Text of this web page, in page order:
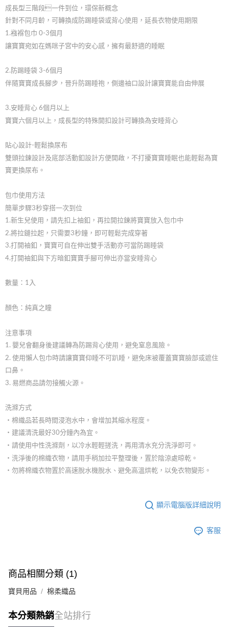
成長型三階段一件到位，環保新概念
針對不同月齡，可轉換成防踢睡袋或背心使用，延長衣物使用期限
1.襁褓包巾 0-3個月
讓寶寶宛如在媽咪子宮中的安心感，擁有最舒適的睡眠
2.防踢睡袋 3-6個月
伴隨寶寶成長腳步，晉升防踢睡袍，側邊袖口設計讓寶寶能自由伸展
3.安睡背心 6個月以上
寶寶六個月以上，成長型的特殊開扣設計可轉換為安睡背心
貼心設計-輕鬆換尿布
雙頭拉鍊設計及底部活動釦設計方便開啟，不打擾寶寶睡眠也能輕鬆為寶
寶更換尿布。
包巾使用方法
簡單步驟3秒穿搭一次到位
1.新生兒使用，請先扣上袖釦，再拉開拉鍊將寶寶放入包巾中
2.將拉鏈拉起，只需要3秒鐘，即可輕鬆完成穿著
3.打開袖釦，寶寶可自在伸出雙手活動亦可當防踢睡袋
4.打開袖釦與下方暗釦寶寶手腳可伸出亦當安睡背心
數量：1入
顏色：純真之瞳
注意事項
1. 嬰兒會翻身後建議轉為防踢背心使用，避免窒息風險。
2. 使用懶人包巾時請讓寶寶仰睡不可趴睡，避免床被覆蓋寶寶臉部或遮住
口鼻。
3. 易燃商品請勿接觸火源。
洗滌方式
‧棉織品若長時間浸泡水中，會增加其縮水程度。
‧建議清洗最好30分鐘內為宜。
‧請使用中性洗滌劑，以冷水輕輕搓洗，再用清水充分洗淨即可。
‧洗淨後的棉織衣物，請用手稍加拉平整理後，置於陰涼處晾乾。
‧勿將棉織衣物置於高速脫水機脫水、避免高溫烘乾，以免衣物變形。
顯示電腦版詳細說明
客服
商品相關分類 (1)
寶貝用品 棉柔織品
本分類熱銷全站排行